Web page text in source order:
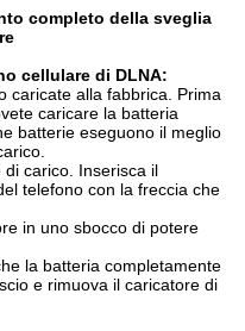
completo della sveglia
cellulare di DLNA:
caricate alla fabbrica. Prima
caricare la batteria
batterie eseguono il meglio
carico. Inserisca il
telefono con la freccia che
in uno sbocco di potere
la batteria completamente
e rimuova il caricatore di